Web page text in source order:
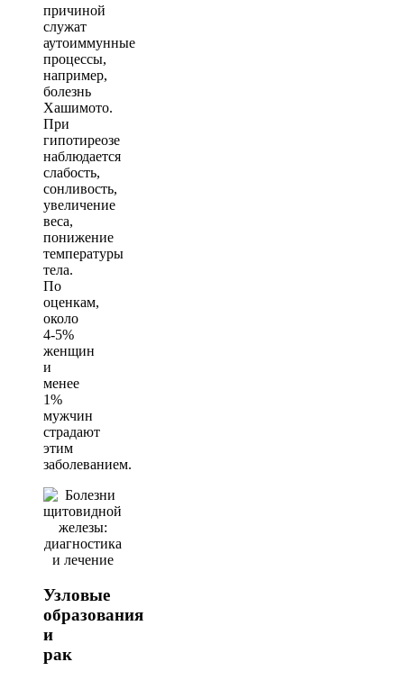
причиной
служат
аутоиммунные
процессы,
например,
болезнь
Хашимото.
При
гипотиреозе
наблюдается
слабость,
сонливость,
увеличение
веса,
понижение
температуры
тела.
По
оценкам,
около
4-5%
женщин
и
менее
1%
мужчин
страдают
этим
заболеванием.
Узловые
образования
и
рак